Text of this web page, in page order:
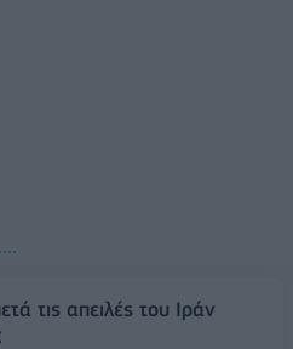
τις απειλές του Ιράν